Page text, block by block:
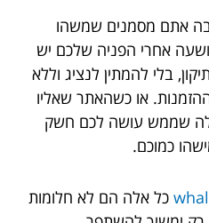
אתם מסמנים שמשהו
אחרי הפניה שלכם יש
בלי להמתין לנציג וללא
או כשהאתר שאליו
שממש עושה לכם חשק
כמוכם.
כל אלה הם לא חלומות